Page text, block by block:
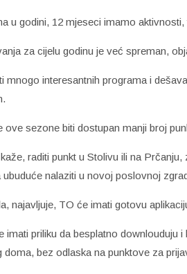
u godini, 12 mjeseci imamo
za cijelu godinu je već spreman,
mnogo interesantnih programa i
ove sezone biti dostupan manji broj
raditi punkt u Stolivu ili na
ubuduće nalaziti u novoj poslovnoj
najavljuje, TO će imati gotovu
imati priliku da besplatno downlouduju
bez odlaska na punktove za